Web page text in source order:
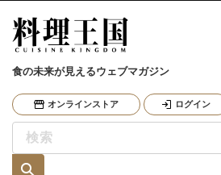
食の未来が見えるウェブマガジン
オンラインストア ログイン